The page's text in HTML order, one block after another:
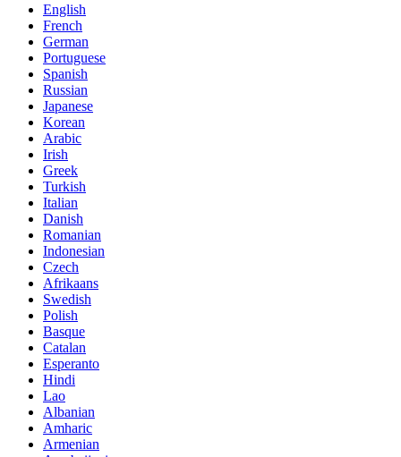
English
French
German
Portuguese
Spanish
Russian
Japanese
Korean
Arabic
Irish
Greek
Turkish
Italian
Danish
Romanian
Indonesian
Czech
Afrikaans
Swedish
Polish
Basque
Catalan
Esperanto
Hindi
Lao
Albanian
Amharic
Armenian